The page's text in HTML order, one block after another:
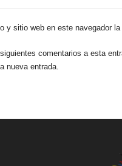
y sitio web en este navegador
comentarios a esta
nueva entrada.